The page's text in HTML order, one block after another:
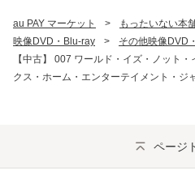
au PAY マーケット > もったいない本
映像DVD・Blu-ray
> その他映像DVD
【中古】 007 ワールド・イズ・ノット
クス・ホーム・エンターテイメント・ジ
ページ